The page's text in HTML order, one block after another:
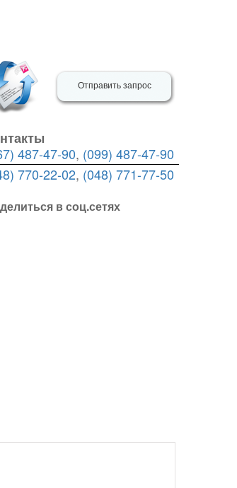
Отправить запрос
487-47-90, (099) 487-47-90
770-22-02, (048) 771-77-50
в соц.сетях